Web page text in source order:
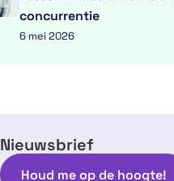
concurrentie
6 mei 2026
Nieuwsbrief
Houd me op de hoogte!